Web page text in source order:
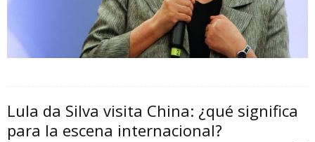
Lula da Silva visita China: ¿qué significa
para la escena internacional?